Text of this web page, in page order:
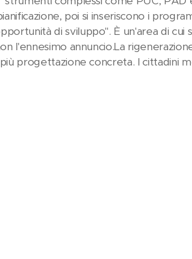
poi si inseriscono i
di sviluppo". È un'area di
l'ennesimo annuncio.La
progettazione concreta. I cittadini